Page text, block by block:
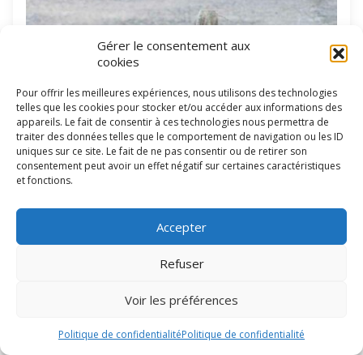
Gérer le consentement aux
cookies
Pour offrir les meilleures expériences, nous utilisons des technologies
telles que les cookies pour stocker et/ou accéder aux informations des
appareils. Le fait de consentir à ces technologies nous permettra de
traiter des données telles que le comportement de navigation ou les ID
uniques sur ce site. Le fait de ne pas consentir ou de retirer son
consentement peut avoir un effet négatif sur certaines caractéristiques
et fonctions.
Accepter
Refuser
Voir les préférences
Politique de confidentialitéPolitique de confidentialité
maturité, sont de couleur orange, de taille variable, de 20 à 40